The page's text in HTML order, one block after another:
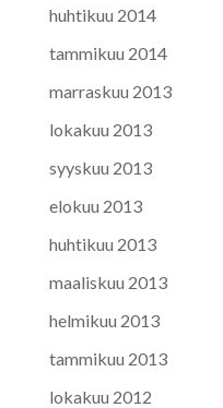
huhtikuu 2014
tammikuu 2014
marraskuu 2013
lokakuu 2013
syyskuu 2013
elokuu 2013
huhtikuu 2013
maaliskuu 2013
helmikuu 2013
tammikuu 2013
lokakuu 2012